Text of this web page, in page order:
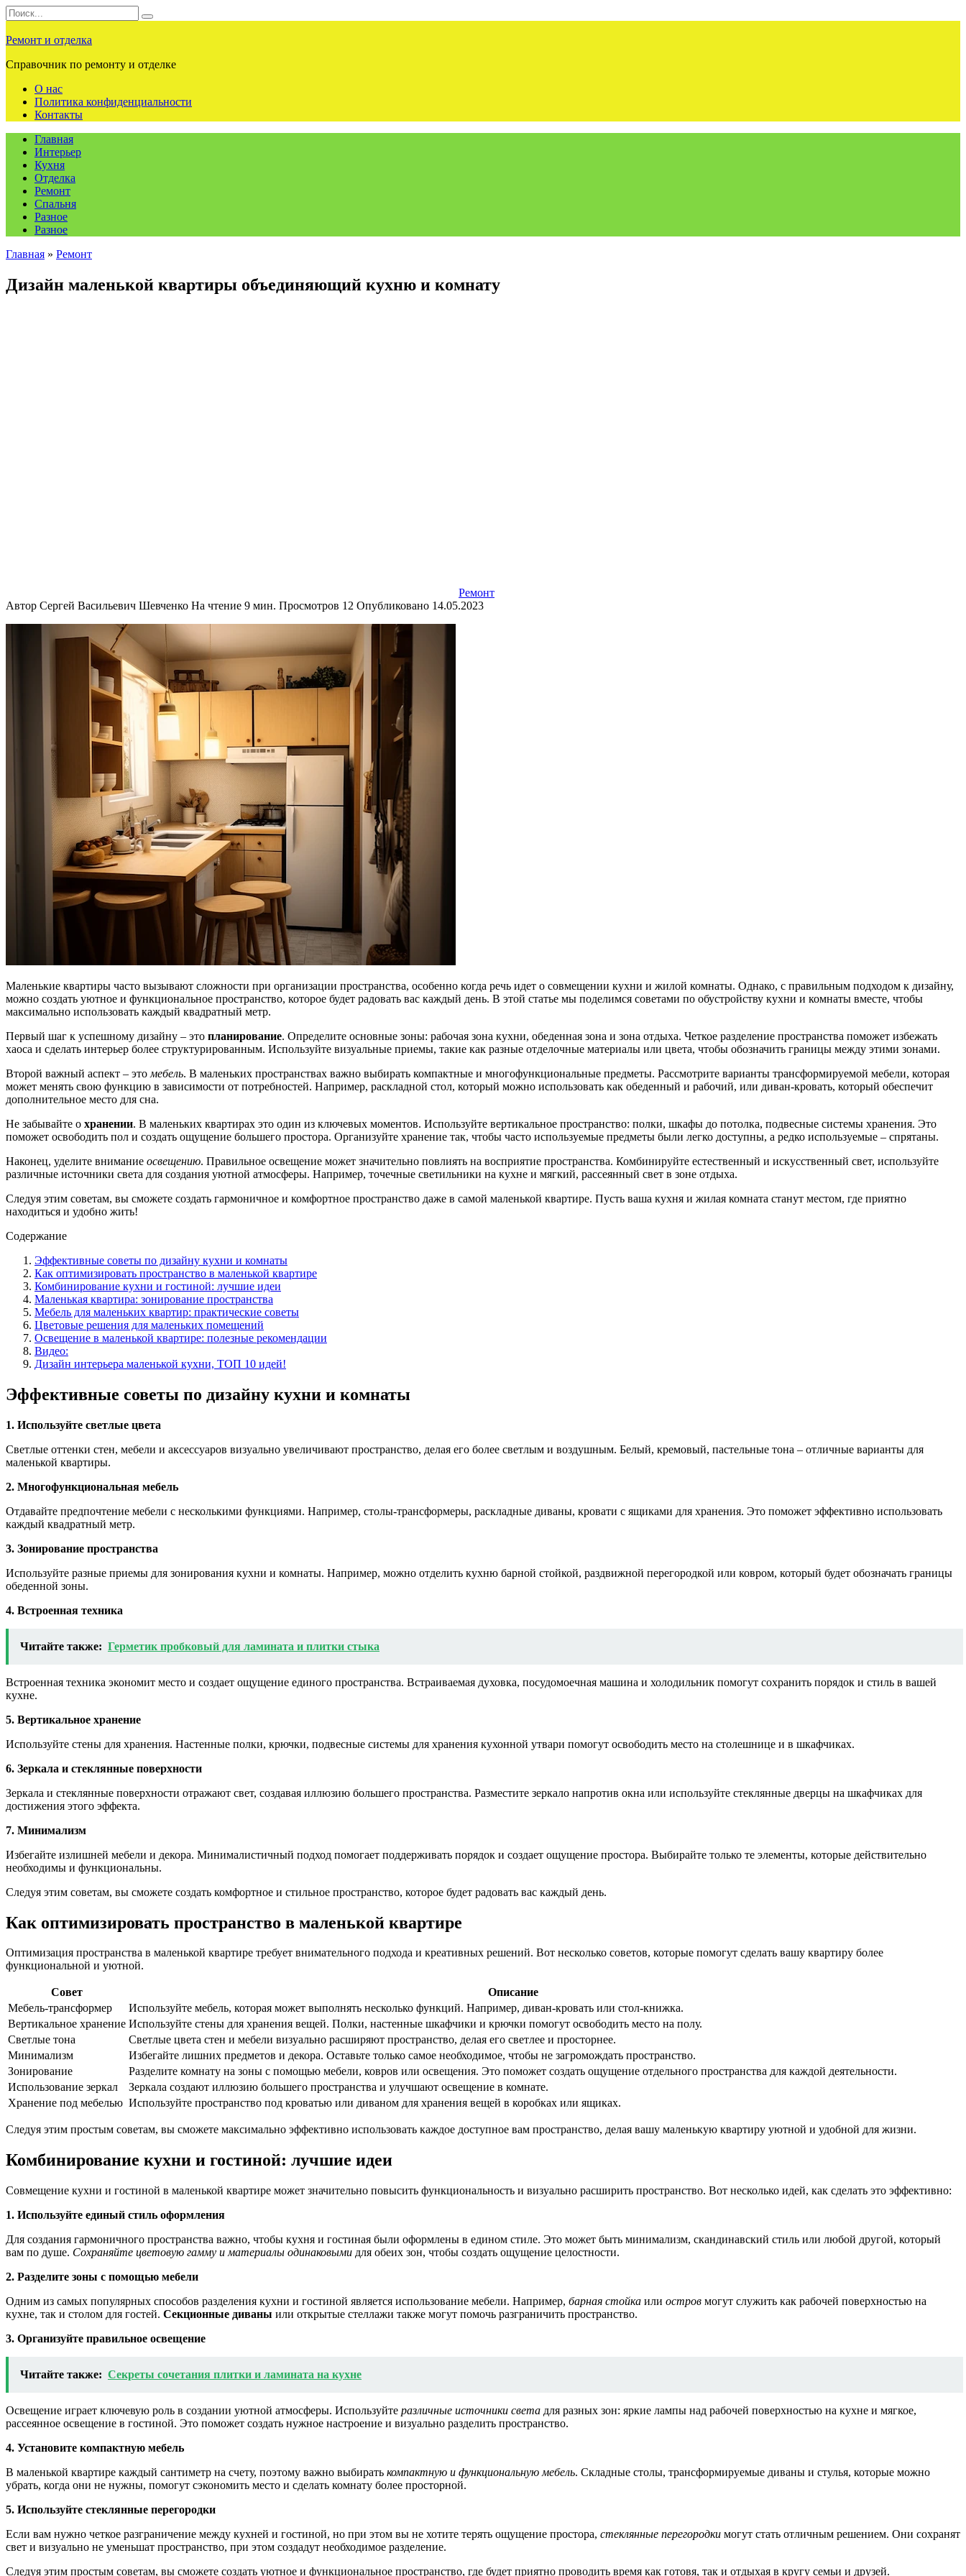
Перейти
к
содержанию
Search
for:
Ремонт и отделка
Справочник по ремонту и отделке
О нас
Политика конфиденциальности
Контакты
Главная
Интерьер
Кухня
Отделка
Ремонт
Спальня
Разное
Разное
Главная » Ремонт
Дизайн маленькой квартиры объединяющий кухню и комнату
Ремонт
Автор Сергей Васильевич Шевченко На чтение 9 мин. Просмотров 12 Опубликовано 14.05.2023
Маленькие квартиры часто вызывают сложности при организации пространства, особенно когда речь идет о совмещении кухни и жилой комнаты. Однако, с правильным подходом к дизайну,
можно создать уютное и функциональное пространство, которое будет радовать вас каждый день. В этой статье мы поделимся советами по обустройству кухни и комнаты вместе, чтобы
максимально использовать каждый квадратный метр.
Первый шаг к успешному дизайну – это планирование. Определите основные зоны: рабочая зона кухни, обеденная зона и зона отдыха. Четкое разделение пространства поможет избежать
хаоса и сделать интерьер более структурированным. Используйте визуальные приемы, такие как разные отделочные материалы или цвета, чтобы обозначить границы между этими зонами.
Второй важный аспект – это мебель. В маленьких пространствах важно выбирать компактные и многофункциональные предметы. Рассмотрите варианты трансформируемой мебели, которая
может менять свою функцию в зависимости от потребностей. Например, раскладной стол, который можно использовать как обеденный и рабочий, или диван-кровать, который обеспечит
дополнительное место для сна.
Не забывайте о хранении. В маленьких квартирах это один из ключевых моментов. Используйте вертикальное пространство: полки, шкафы до потолка, подвесные системы хранения. Это
поможет освободить пол и создать ощущение большего простора. Организуйте хранение так, чтобы часто используемые предметы были легко доступны, а редко используемые – спрятаны.
Наконец, уделите внимание освещению. Правильное освещение может значительно повлиять на восприятие пространства. Комбинируйте естественный и искусственный свет, используйте
различные источники света для создания уютной атмосферы. Например, точечные светильники на кухне и мягкий, рассеянный свет в зоне отдыха.
Следуя этим советам, вы сможете создать гармоничное и комфортное пространство даже в самой маленькой квартире. Пусть ваша кухня и жилая комната станут местом, где приятно
находиться и удобно жить!
Содержание
Эффективные советы по дизайну кухни и комнаты
Как оптимизировать пространство в маленькой квартире
Комбинирование кухни и гостиной: лучшие идеи
Маленькая квартира: зонирование пространства
Мебель для маленьких квартир: практические советы
Цветовые решения для маленьких помещений
Освещение в маленькой квартире: полезные рекомендации
Видео:
Дизайн интерьера маленькой кухни, ТОП 10 идей!
Эффективные советы по дизайну кухни и комнаты
1. Используйте светлые цвета
Светлые оттенки стен, мебели и аксессуаров визуально увеличивают пространство, делая его более светлым и воздушным. Белый, кремовый, пастельные тона – отличные варианты для
маленькой квартиры.
2. Многофункциональная мебель
Отдавайте предпочтение мебели с несколькими функциями. Например, столы-трансформеры, раскладные диваны, кровати с ящиками для хранения. Это поможет эффективно использовать
каждый квадратный метр.
3. Зонирование пространства
Используйте разные приемы для зонирования кухни и комнаты. Например, можно отделить кухню барной стойкой, раздвижной перегородкой или ковром, который будет обозначать границы
обеденной зоны.
4. Встроенная техника
Читайте также: Герметик пробковый для ламината и плитки стыка
Встроенная техника экономит место и создает ощущение единого пространства. Встраиваемая духовка, посудомоечная машина и холодильник помогут сохранить порядок и стиль в вашей
кухне.
5. Вертикальное хранение
Используйте стены для хранения. Настенные полки, крючки, подвесные системы для хранения кухонной утвари помогут освободить место на столешнице и в шкафчиках.
6. Зеркала и стеклянные поверхности
Зеркала и стеклянные поверхности отражают свет, создавая иллюзию большего пространства. Разместите зеркало напротив окна или используйте стеклянные дверцы на шкафчиках для
достижения этого эффекта.
7. Минимализм
Избегайте излишней мебели и декора. Минималистичный подход помогает поддерживать порядок и создает ощущение простора. Выбирайте только те элементы, которые действительно
необходимы и функциональны.
Следуя этим советам, вы сможете создать комфортное и стильное пространство, которое будет радовать вас каждый день.
Как оптимизировать пространство в маленькой квартире
Оптимизация пространства в маленькой квартире требует внимательного подхода и креативных решений. Вот несколько советов, которые помогут сделать вашу квартиру более
функциональной и уютной.
Совет
Описание
Мебель-трансформер
Используйте мебель, которая может выполнять несколько функций. Например, диван-кровать или стол-книжка.
Вертикальное хранение Используйте стены для хранения вещей. Полки, настенные шкафчики и крючки помогут освободить место на полу.
Светлые тона
Светлые цвета стен и мебели визуально расширяют пространство, делая его светлее и просторнее.
Минимализм
Избегайте лишних предметов и декора. Оставьте только самое необходимое, чтобы не загромождать пространство.
Зонирование
Разделите комнату на зоны с помощью мебели, ковров или освещения. Это поможет создать ощущение отдельного пространства для каждой деятельности.
Использование зеркал
Зеркала создают иллюзию большего пространства и улучшают освещение в комнате.
Хранение под мебелью Используйте пространство под кроватью или диваном для хранения вещей в коробках или ящиках.
Следуя этим простым советам, вы сможете максимально эффективно использовать каждое доступное вам пространство, делая вашу маленькую квартиру уютной и удобной для жизни.
Комбинирование кухни и гостиной: лучшие идеи
Совмещение кухни и гостиной в маленькой квартире может значительно повысить функциональность и визуально расширить пространство. Вот несколько идей, как сделать это эффективно:
1. Используйте единый стиль оформления
Для создания гармоничного пространства важно, чтобы кухня и гостиная были оформлены в едином стиле. Это может быть минимализм, скандинавский стиль или любой другой, который
вам по душе. Сохраняйте цветовую гамму и материалы одинаковыми для обеих зон, чтобы создать ощущение целостности.
2. Разделите зоны с помощью мебели
Одним из самых популярных способов разделения кухни и гостиной является использование мебели. Например, барная стойка или остров могут служить как рабочей поверхностью на
кухне, так и столом для гостей. Секционные диваны или открытые стеллажи также могут помочь разграничить пространство.
3. Организуйте правильное освещение
Читайте также: Секреты сочетания плитки и ламината на кухне
Освещение играет ключевую роль в создании уютной атмосферы. Используйте различные источники света для разных зон: яркие лампы над рабочей поверхностью на кухне и мягкое,
рассеянное освещение в гостиной. Это поможет создать нужное настроение и визуально разделить пространство.
4. Установите компактную мебель
В маленькой квартире каждый сантиметр на счету, поэтому важно выбирать компактную и функциональную мебель. Складные столы, трансформируемые диваны и стулья, которые можно
убрать, когда они не нужны, помогут сэкономить место и сделать комнату более просторной.
5. Используйте стеклянные перегородки
Если вам нужно четкое разграничение между кухней и гостиной, но при этом вы не хотите терять ощущение простора, стеклянные перегородки могут стать отличным решением. Они сохранят
свет и визуально не уменьшат пространство, при этом создадут необходимое разделение.
Следуя этим простым советам, вы сможете создать уютное и функциональное пространство, где будет приятно проводить время как готовя, так и отдыхая в кругу семьи и друзей.